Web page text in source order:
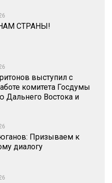
СТРАНЫ!
выступил с
комитета Госдумы
Дальнего Востока и
Призываем к
диалогу